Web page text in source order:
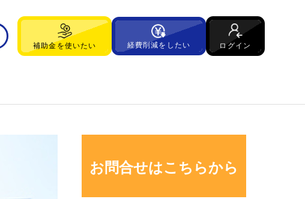
補助金を使いたい 経費削減をしたい ログイン
お問合せはこちらから